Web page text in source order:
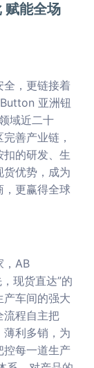
赋能全场
全，更链接着
亚洲钮
域近二十
善产业链，
的研发、生
货优势，成为
，更赢得全球
，AB
现货直达”的
车间的强大
流程自主把
利多销，为
控每一道生产